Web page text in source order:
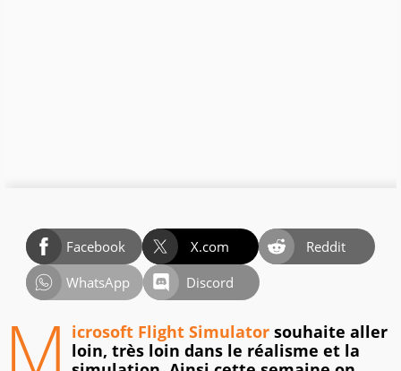
Facebook X.com
Reddit
WhatsApp
Discord
M icrosoft Flight Simulator souhaite aller
loin, très loin dans le réalisme et la